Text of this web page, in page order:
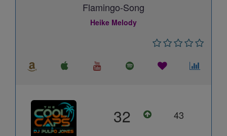
Flamingo-Song
Heike Melody
32 43